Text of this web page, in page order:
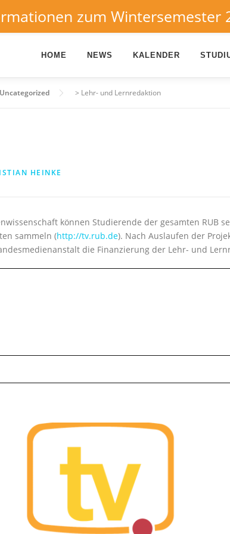
HOME NEWS KALENDER
Uncategorized > Lehr- und Lernredaktion
HEINKE
können Studierende der gesamten RUB
sammeln (http://tv.rub.de). Nach Auslaufen der
die Finanzierung der Lehr- und
zum Wintersemester